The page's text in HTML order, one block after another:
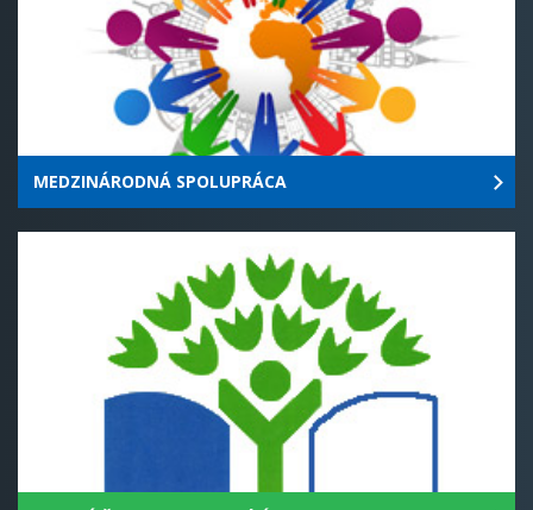
MEDZINÁRODNÁ SPOLUPRÁCA
ZELENÁ ŠKOLA A KLUBOVÝ ÚĽ